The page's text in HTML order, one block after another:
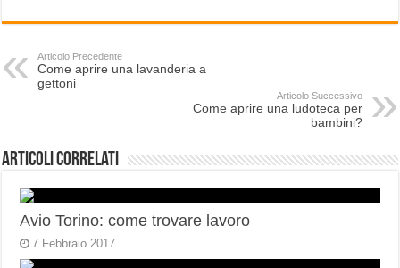
Articolo Precedente
Come aprire una lavanderia a
gettoni
Articolo Successivo
Come aprire una ludoteca per
bambini?
Articoli correlati
Avio Torino: come trovare lavoro
7 Febbraio 2017